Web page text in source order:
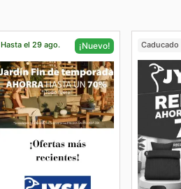
Hasta el 29 ago. ¡Nuevo! Caducado